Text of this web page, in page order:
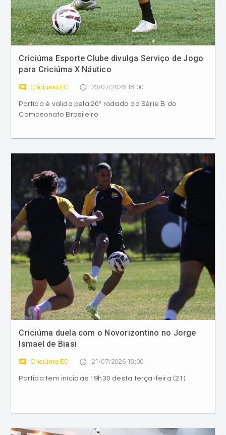
Criciúma Esporte Clube divulga Serviço de Jogo
para Criciúma X Náutico
comment Criciúma EC access_time 23/07/2026 18:00
Partida é valida pela 20ª rodada da Série B do
Campeonato Brasileiro
Criciúma duela com o Novorizontino no Jorge
Ismael de Biasi
comment Criciúma EC access_time 21/07/2026 18:00
Partida tem início às 19h30 desta terça-feira (21)